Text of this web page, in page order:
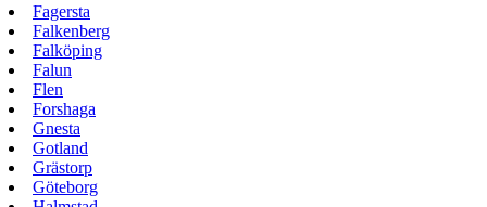
Fagersta
Falkenberg
Falköping
Falun
Flen
Forshaga
Gnesta
Gotland
Grästorp
Göteborg